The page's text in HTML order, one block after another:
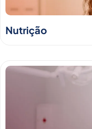
Nutrição